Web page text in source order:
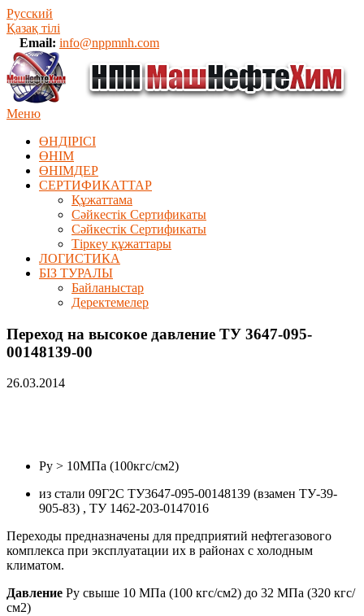
Русский
Қазақ тілі
Email: info@nppmnh.com
Меню
ӨНДІРІСІ
ӨНІМ
ӨHIМДЕР
СЕРТИФИКАТТАР
Құжаттама
Сәйкестік Сертификаты
Сәйкестік Сертификаты
Тіркеу құжаттары
ЛОГИСТИКА
БІЗ ТУРАЛЫ
Байланыстар
Деректемелер
Переход на высокое давление ТУ 3647-095-
00148139-00
26.03.2014
Ру > 10МПа (100кгс/см2)
из стали 09Г2С ТУ3647-095-00148139 (взамен ТУ-39-
905-83) , ТУ 1462-203-0147016
Переходы предназначены для предприятий нефтегазового
комплекса при эксплуатации их в районах с холодным
климатом.
Давление Ру свыше 10 МПа (100 кгс/см2) до 32 МПа (320 кгс/
см2)